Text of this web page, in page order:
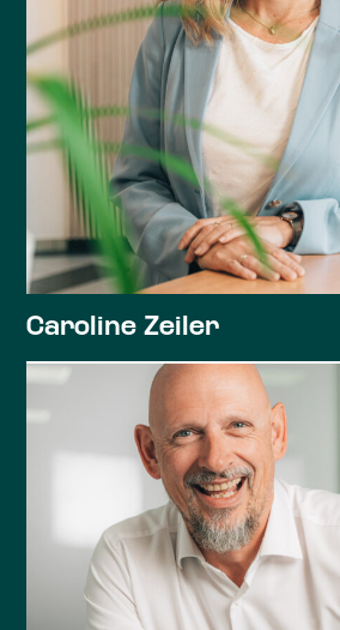
Mitherausgeber mit Dr.
Gemeinde als Unternehmer“
Dozententätigkeit bei der
Stiftung
Gemeinderat von 1978 bis
1996 bis 2020
Unternehmensberatung
Nachfolgeberatung
Kommunalberatung
Beratung von Landwirten
Caroline Zeiler
Dipl.-Kauffrau (Univ.)
Steuerberaterin,
Buchstelle
Studium der
Universität Regensburg
Steuerberaterin seit 2005